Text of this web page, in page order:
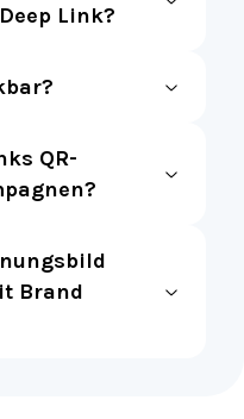
Link?
QR-
Brand